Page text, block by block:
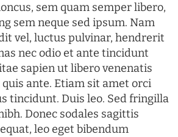
sem quam semper libero,
sem neque sed ipsum. Nam
vel, luctus pulvinar, hendrerit
nec odio et ante tincidunt
sapien ut libero venenatis
ante. Etiam sit amet orci
tincidunt. Duis leo. Sed fringilla
Donec sodales sagittis
leo eget bibendum